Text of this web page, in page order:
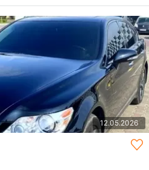
12.05.2026